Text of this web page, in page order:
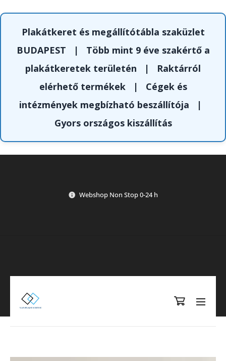
Plakátkeret és megállítótábla szaküzlet
BUDAPEST | Több mint 9 éve szakértő a
plakátkeretek területén | Raktárról
elérhető termékek| Cégek és
intézmények megbízható beszállítója |
Gyors országos kiszállítás
Webshop Non Stop 0-24 h